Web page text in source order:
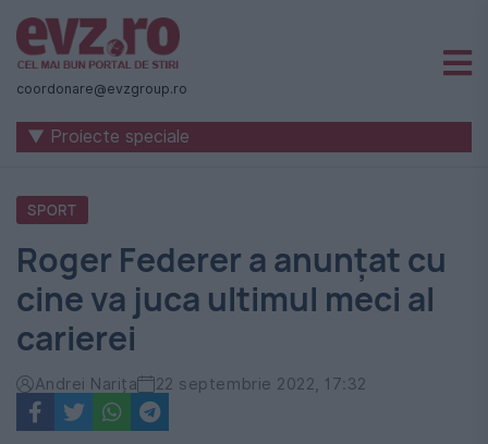
Știri
naționale
internaționale
România
-
Evenimentul
Zilei
coordonare@evzgroup.ro
▼ Proiecte speciale
SPORT
Roger Federer a anunțat cu
cine va juca ultimul meci al
carierei
Andrei Narița 22 septembrie 2022, 17:32